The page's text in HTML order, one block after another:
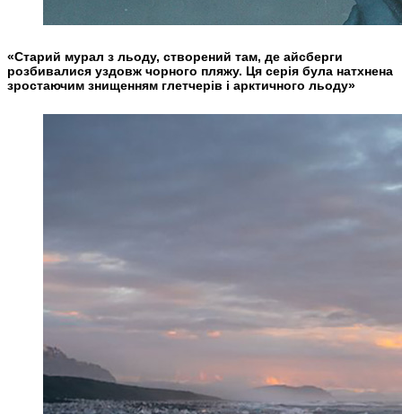
«Старий мурал з льоду, створений там, де айсберги
розбивалися уздовж чорного пляжу. Ця серія була натхнена
зростаючим знищенням глетчерів і арктичного льоду»